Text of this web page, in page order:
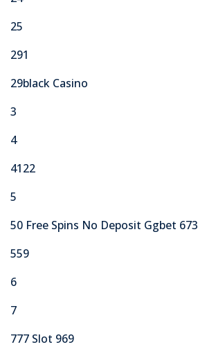
25
291
29black Casino
3
4
4122
5
50 Free Spins No Deposit Ggbet 673
559
6
7
777 Slot 969